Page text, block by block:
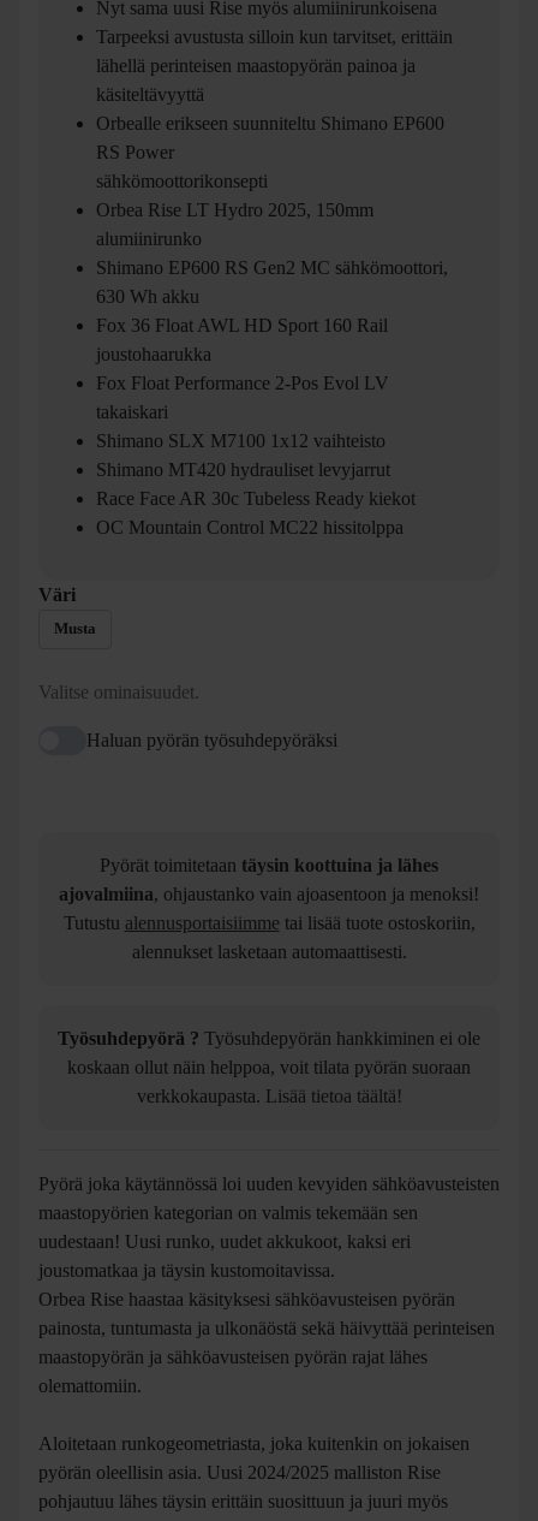
Täysin uusi 2024/2025 malli
Nyt sama uusi Rise myös alumiinirunkoisena
Tarpeeksi avustusta silloin kun tarvitset, erittäin
lähellä perinteisen maastopyörän painoa ja
käsiteltävyyttä
Orbealle erikseen suunniteltu Shimano EP600
RS Power
sähkömoottorikonsepti
Orbea Rise LT Hydro 2025, 150mm
alumiinirunko
Shimano EP600 RS Gen2 MC sähkömoottori,
630 Wh akku
Fox 36 Float AWL HD Sport 160 Rail
joustohaarukka
Fox Float Performance 2-Pos Evol LV
takaiskari
Shimano SLX M7100 1x12 vaihteisto
Shimano MT420 hydrauliset levyjarrut
Race Face AR 30c Tubeless Ready kiekot
Väri
Pyörät toimitetaantäysin koottuina ja lähes
ajovalmiina, ohjaustanko vain ajoasentoon ja menoksi!
alennusportaisiimmetai lisää tuote ostoskoriin,
Työsuhdepyörä?Työsuhdepyörän hankkiminen ei ole
koskaan ollut näin helppoa, voit tilata pyörän suoraan
Kuvaus Tekniset tiedot Viimeksi katsomasi
Pyörä joka käytännössä loi uuden kevyiden sähköavusteisten
maastopyörien kategorian on valmis tekemään sen
uudestaan! Uusi runko, uudet akkukoot, kaksi eri
joustomatkaa ja täysin kustomoitavissa.
Orbea Rise haastaa käsityksesi sähköavusteisen pyörän
maastopyörän ja sähköavusteisen pyörän rajat lähes
olemattomiin.